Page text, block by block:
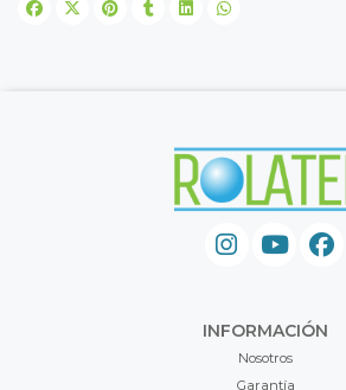
INFORMACIÓN
Nosotros
Garantía